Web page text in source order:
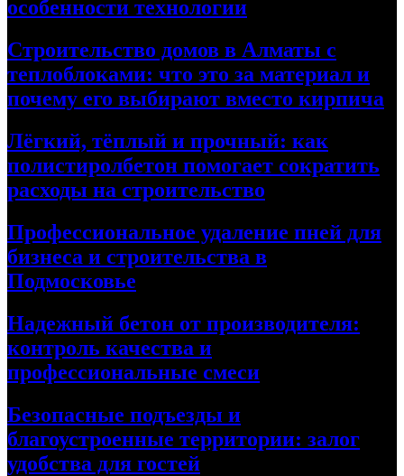
особенности технологии
Строительство домов в Алматы с
теплоблоками: что это за материал и
почему его выбирают вместо кирпича
Лёгкий, тёплый и прочный: как
полистиролбетон помогает сократить
расходы на строительство
Профессиональное удаление пней для
бизнеса и строительства в
Подмосковье
Надежный бетон от производителя:
контроль качества и
профессиональные смеси
Безопасные подъезды и
благоустроенные территории: залог
удобства для гостей